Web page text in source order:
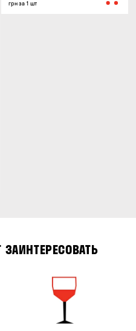
грн за 1 шт